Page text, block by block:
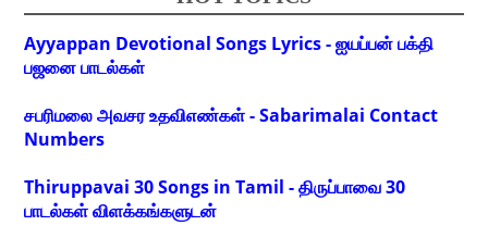
Ayyappan Devotional Songs Lyrics - ஐயப்பன் பக்தி
பஜனை பாடல்கள்
சபரிமலை அவசர உதவிஎண்கள் - Sabarimalai Contact
Numbers
Thiruppavai 30 Songs in Tamil - திருப்பாவை 30
பாடல்கள் விளக்கங்களுடன்